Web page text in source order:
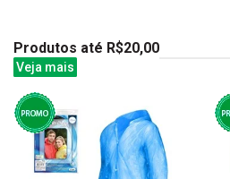
Produtos até R$20,00
Veja mais